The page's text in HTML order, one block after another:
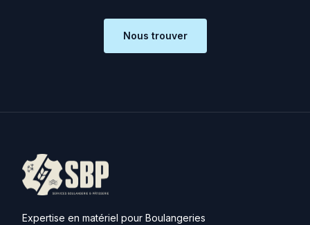
Nous trouver
Expertise en matériel pour Boulangeries